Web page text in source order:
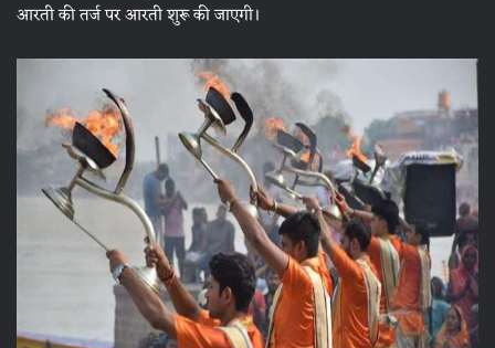
आरती की तर्ज पर आरती शुरू की जाएगी।